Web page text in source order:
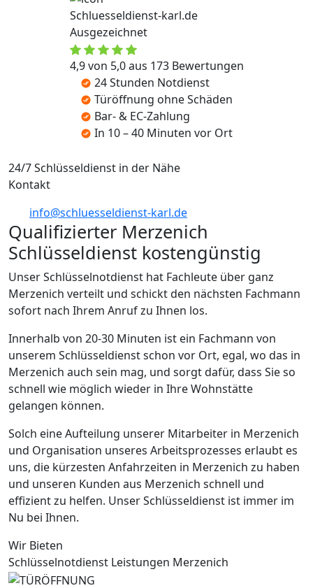
Schluesseldienst-karl.de
Ausgezeichnet
4,9 von 5,0 aus 173 Bewertungen
24 Stunden Notdienst
Türöffnung ohne Schäden
Bar- & EC-Zahlung
In 10 – 40 Minuten vor Ort
24/7 Schlüsseldienst in der Nähe
Kontakt
info@schluesseldienst-karl.de
Qualifizierter Merzenich
Schlüsseldienst kostengünstig
Unser Schlüsselnotdienst hat Fachleute über ganz
Merzenich verteilt und schickt den nächsten Fachmann
sofort nach Ihrem Anruf zu Ihnen los.
Innerhalb von 20-30 Minuten ist ein Fachmann von
unserem Schlüsseldienst schon vor Ort, egal, wo das in
Merzenich auch sein mag, und sorgt dafür, dass Sie so
schnell wie möglich wieder in Ihre Wohnstätte
gelangen können.
Solch eine Aufteilung unserer Mitarbeiter in Merzenich
und Organisation unseres Arbeitsprozesses erlaubt es
uns, die kürzesten Anfahrzeiten in Merzenich zu haben
und unseren Kunden aus Merzenich schnell und
effizient zu helfen. Unser Schlüsseldienst ist immer im
Nu bei Ihnen.
Wir Bieten
Schlüsselnotdienst Leistungen Merzenich